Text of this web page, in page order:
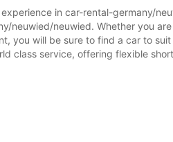
in car-rental-germany/
neuwied/neuwied. Whether you
you will be sure to find a car to
class service, offering flexible